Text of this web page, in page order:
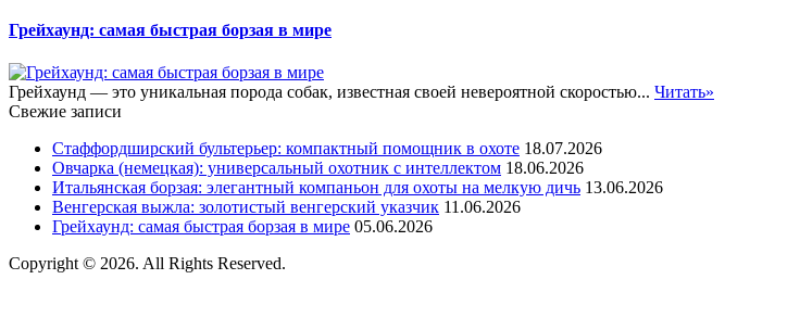
Грейхаунд: самая быстрая борзая в мире
Грейхаунд — это уникальная порода собак, известная своей невероятной скоростью... Читать»
Свежие записи
Стаффордширский бультерьер: компактный помощник в охоте 18.07.2026
Овчарка (немецкая): универсальный охотник с интеллектом 18.06.2026
Итальянская борзая: элегантный компаньон для охоты на мелкую дичь 13.06.2026
Венгерская выжла: золотистый венгерский указчик 11.06.2026
Грейхаунд: самая быстрая борзая в мире 05.06.2026
Copyright © 2026. All Rights Reserved.